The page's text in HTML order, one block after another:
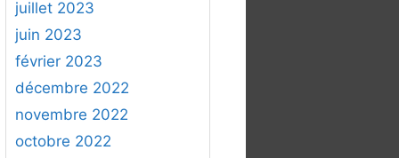
juillet 2023
juin 2023
février 2023
décembre 2022
novembre 2022
octobre 2022